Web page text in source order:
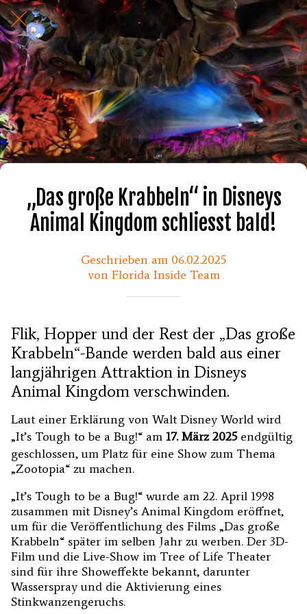
„Das große Krabbeln“ in Disneys
Animal Kingdom schliesst bald!
Geschrieben am 06.02.2025
von Florida Inside Team
Flik, ​​Hopper und der Rest der „Das große
Krabbeln“-Bande werden bald aus einer
langjährigen Attraktion in Disneys
Animal Kingdom verschwinden.
Laut einer Erklärung von Walt Disney World wird
„It’s Tough to be a Bug!“ am 17. März 2025endgültig
geschlossen, um Platz für eine Show zum Thema
„Zootopia“ zu machen.
„It’s Tough to be a Bug!“ wurde am 22. April 1998
zusammen mit Disney’s Animal Kingdom eröffnet,
um für die Veröffentlichung des Films „Das große
Krabbeln“ später im selben Jahr zu werben. Der 3D-
Film und die Live-Show im Tree of Life Theater
sind für ihre Showeffekte bekannt, darunter
Wasserspray und die Aktivierung eines
Stinkwanzengeruchs.